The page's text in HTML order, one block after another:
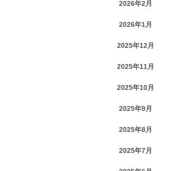
2026年2月
2026年1月
2025年12月
2025年11月
2025年10月
2025年9月
2025年8月
2025年7月